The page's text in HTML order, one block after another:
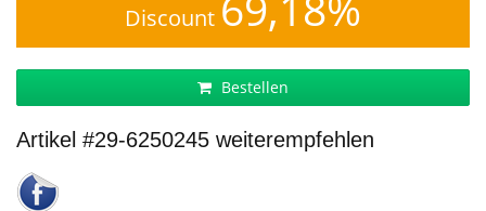
Discount
Bestellen
Artikel #29-6250245 weiterempfehlen